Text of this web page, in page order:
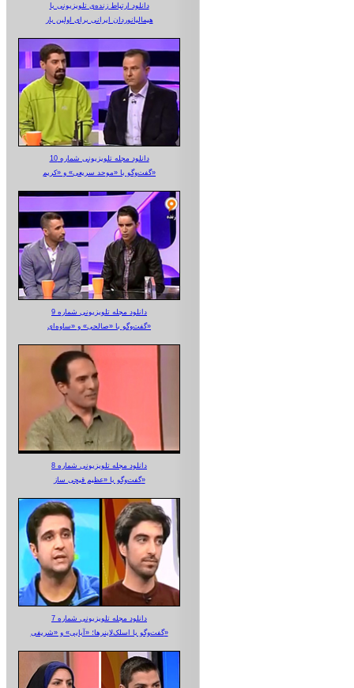
دانلود ارتباط زنده‌ی تلویزیونی‌ با
هیمالیانوردان ایرانی برای اولین بار
دانلود مجله تلویزیونی شماره 10
گفت‌وگو با «موحد سریعی» و «کریم»
دانلود مجله تلویزیونی شماره 9
گفت‌وگو با «صالحی» و «ساوه‌ای»
دانلود مجله تلویزیونی شماره 8
گفت‌وگو با «عظیم قیچی ساز»
دانلود مجله تلویزیونی شماره 7
گفت‌وگو با اسلک‌لاینرها؛ «آبایی» و «شریفی»